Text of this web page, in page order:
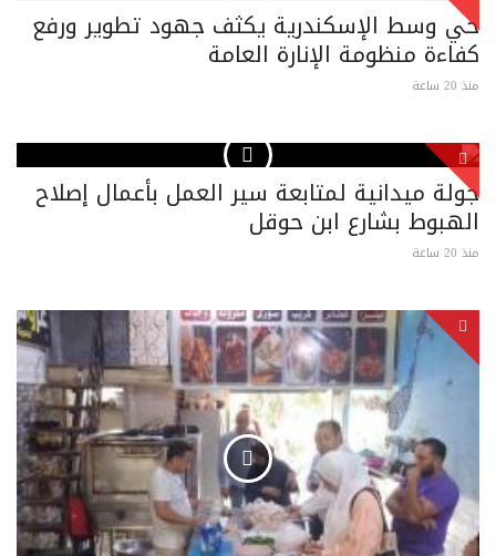
حي وسط الإسكندرية يكثف جهود تطوير ورفع
كفاءة منظومة الإنارة العامة
منذ 20 ساعة
جولة ميدانية لمتابعة سير العمل بأعمال إصلاح
الهبوط بشارع ابن حوقل
منذ 20 ساعة